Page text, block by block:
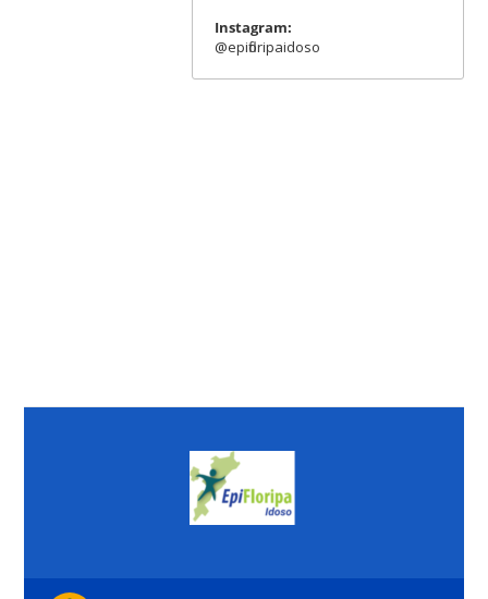
Instagram:
@epifloripaidoso